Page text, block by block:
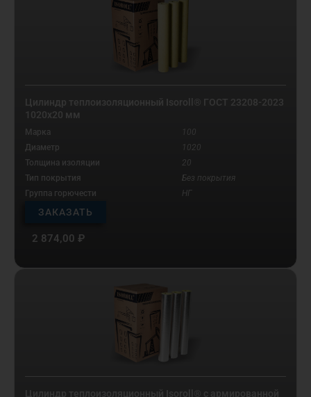
Цилиндр теплоизоляционный Isoroll® ГОСТ 23208-2023
1020х20 мм
Марка
100
Диаметр
1020
Толщина изоляции
20
Тип покрытия
Без покрытия
Группа горючести
НГ
ЗАКАЗАТЬ
2 874,00 ₽
Цилиндр теплоизоляционный Isoroll® с армированной